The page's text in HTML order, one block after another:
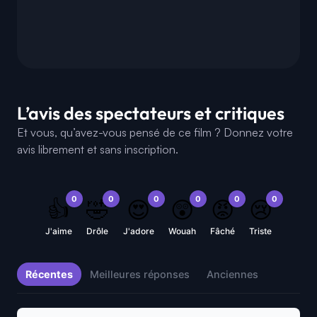
L’avis des spectateurs et critiques
Et vous, qu’avez-vous pensé de ce film ? Donnez votre
avis librement et sans inscription.
0
👍
J'aime
0
🤣
Drôle
0
😍
J'adore
0
😲
Wouah
0
😡
Fâché
0
😢
Triste
Récentes Meilleures réponses Anciennes